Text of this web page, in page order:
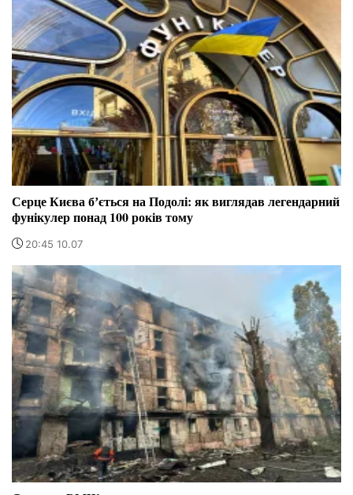
Серце Києва бʼється на Подолі: як виглядав легендарний
фунікулер понад 100 років тому
20:45 10.07